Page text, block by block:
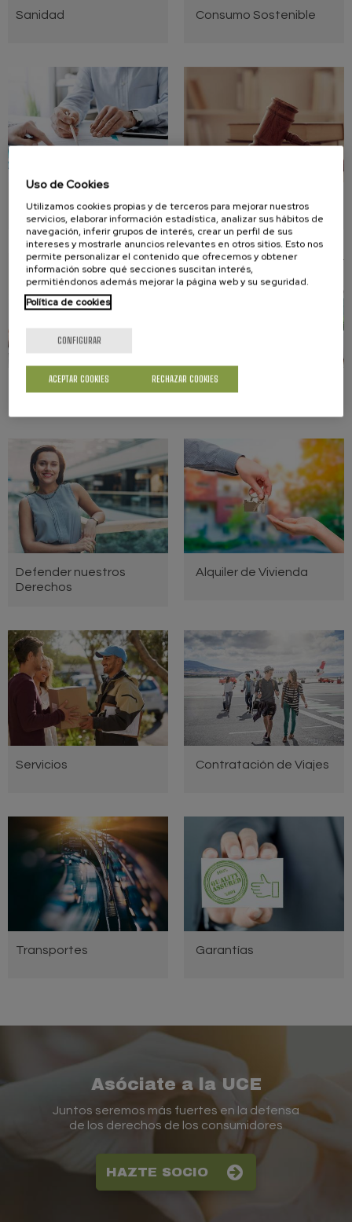
Sanidad Consumo Sostenible
Seguros Sentencias
Telecomunicaciones Vivienda
Defender nuestros
Derechos
Alquiler de Vivienda
Servicios Contratación de Viajes
Transportes Garantías
Asóciate a la UCE
Juntos seremos más fuertes en la defensa
de los derechos de los consumidores
HAZTE SOCIO
Uso de Cookies
Utilizamos cookies propias y de terceros para mejorar nuestros
servicios, elaborar información estadística, analizar sus hábitos de
navegación, inferir grupos de interés, crear un perfil de sus
intereses y mostrarle anuncios relevantes en otros sitios. Esto nos
permite personalizar el contenido que ofrecemos y obtener
información sobre qué secciones suscitan interés,
permitiéndonos además mejorar la página web y su seguridad.
Política de cookies
CONFIGURAR
RECHAZAR COOKIES
ACEPTAR COOKIES